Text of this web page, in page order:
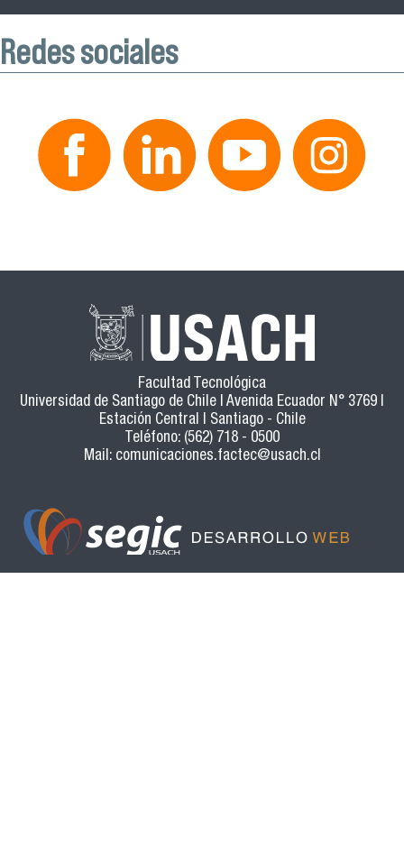
Redes sociales
Facultad Tecnológica
Universidad de Santiago de Chile | Avenida Ecuador N° 3769 |
Estación Central | Santiago - Chile
Teléfono: (562) 718 - 0500
Mail: comunicaciones.factec@usach.cl